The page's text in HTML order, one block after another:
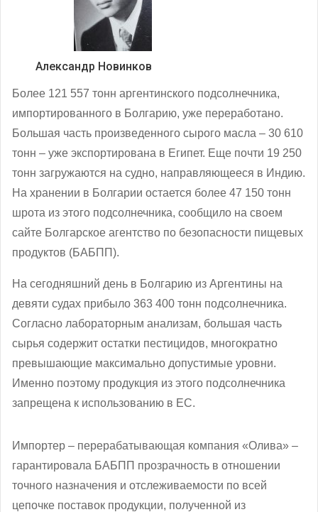
Александр Новинков
Более 121 557 тонн аргентинского подсолнечника,
импортированного в Болгарию, уже переработано.
Большая часть произведенного сырого масла – 30 610
тонн – уже экспортирована в Египет. Еще почти 19 250
тонн загружаются на судно, направляющееся в Индию.
На хранении в Болгарии остается более 47 150 тонн
шрота из этого подсолнечника, сообщило на своем
сайте Болгарское агентство по безопасности пищевых
продуктов (БАБПП).
На сегодняшний день в Болгарию из Аргентины на
девяти судах прибыло 363 400 тонн подсолнечника.
Согласно лабораторным анализам, большая часть
сырья содержит остатки пестицидов, многократно
превышающие максимально допустимые уровни.
Именно поэтому продукция из этого подсолнечника
запрещена к использованию в ЕС.
Импортер – перерабатывающая компания «Олива» –
гарантировала БАБПП прозрачность в отношении
точного назначения и отслеживаемости по всей
цепочке поставок продукции, полученной из